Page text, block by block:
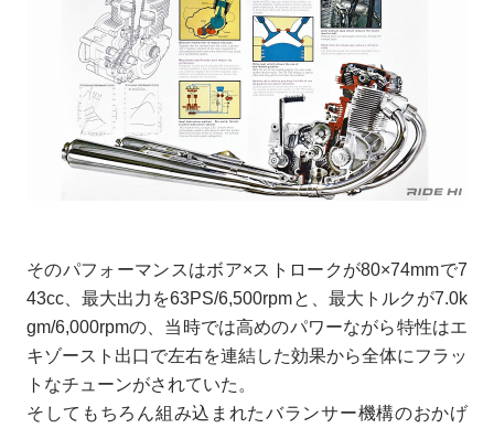
そのパフォーマンスはボア×ストロークが80×74mmで7
43cc、最大出力を63PS/6,500rpmと、最大トルクが7.0k
gm/6,000rpmの、当時では高めのパワーながら特性はエ
キゾースト出口で左右を連結した効果から全体にフラッ
トなチューンがされていた。
そしてもちろん組み込まれたバランサー機構のおかげ